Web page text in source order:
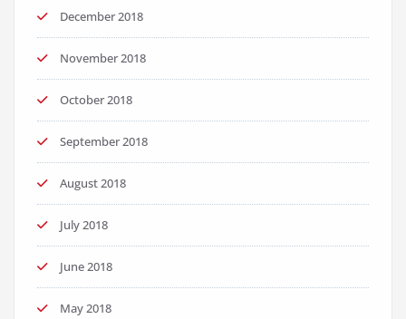
December 2018
November 2018
October 2018
September 2018
August 2018
July 2018
June 2018
May 2018